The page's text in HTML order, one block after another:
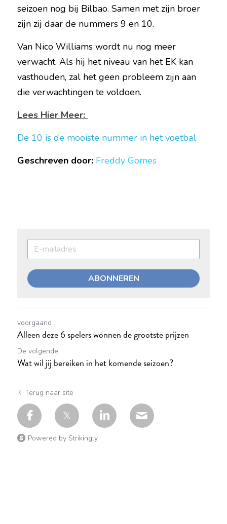
seizoen nog bij Bilbao. Samen met zijn broer
zijn zij daar de nummers 9 en 10.
Van Nico Williams wordt nu nog meer
verwacht. Als hij het niveau van het EK kan
vasthouden, zal het geen probleem zijn aan
die verwachtingen te voldoen.
Lees Hier Meer:
De 10 is de mooiste nummer in het voetbal
Geschreven door: Freddy Gomes
ABONNEREN
voorgaand
Alleen deze 6 spelers wonnen de grootste prijzen
De volgende
Wat wil jij bereiken in het komende seizoen?
Terug naar site
Powered by Strikingly